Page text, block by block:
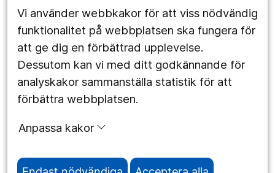
Vi använder webbkakor för att viss nödvändig
funktionalitet på webbplatsen ska fungera för
att ge dig en förbättrad upplevelse.
Dessutom kan vi med ditt godkännande för
analyskakor sammanställa statistik för att
förbättra webbplatsen.
Anpassa kakor
Region Örebro län
Följ oss
Facebook